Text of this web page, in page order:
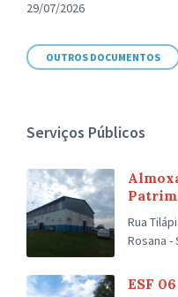
29/07/2026
OUTROS DOCUMENTOS
Serviços Públicos
Rua
Rosana -
ESF